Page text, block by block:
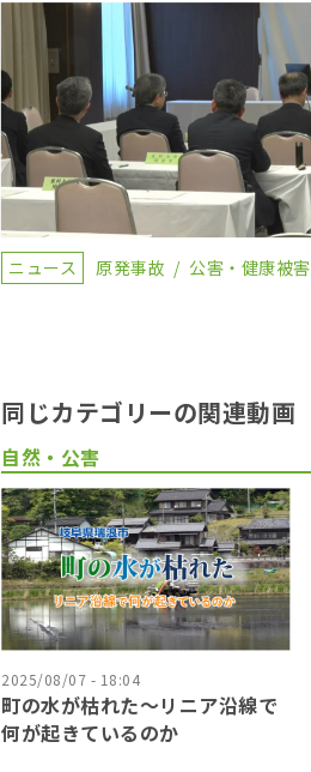
ニュース 原発事故 公害・健康被害
同じカテゴリーの関連動画
自然・公害
2025/08/07 - 18:04
町の水が枯れた～リニア沿線で
何が起きているのか